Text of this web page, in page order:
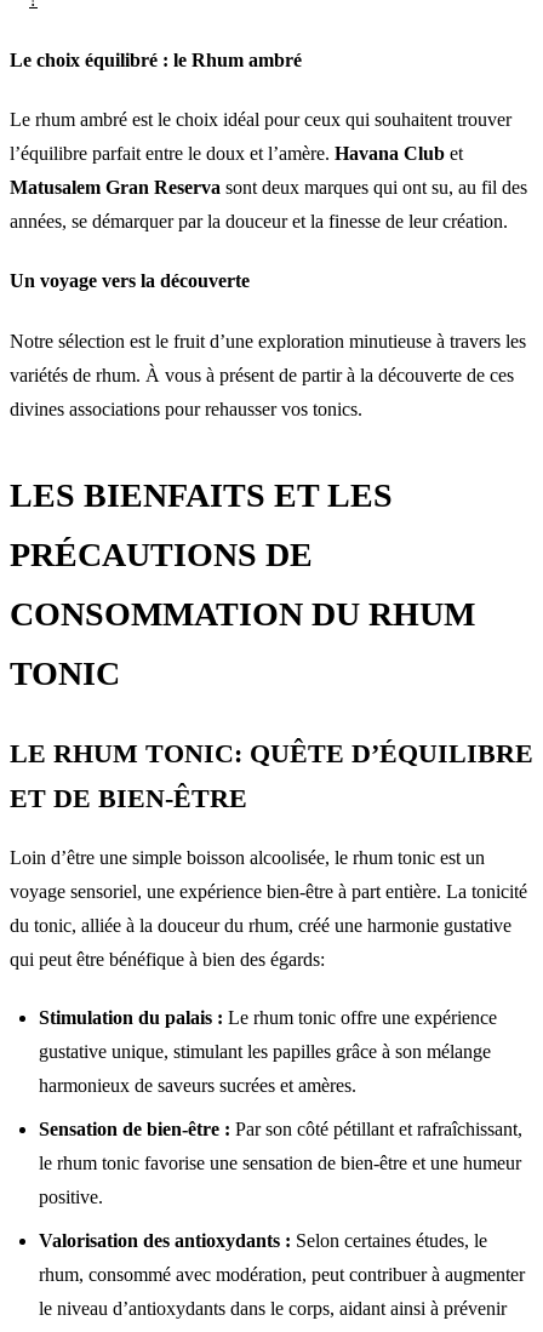
Le choix équilibré : le Rhum ambré
Le rhum ambré est le choix idéal pour ceux qui souhaitent trouver
l’équilibre parfait entre le doux et l’amère. Havana Club et
Matusalem Gran Reserva sont deux marques qui ont su, au fil des
années, se démarquer par la douceur et la finesse de leur création.
Un voyage vers la découverte
Notre sélection est le fruit d’une exploration minutieuse à travers les
variétés de rhum. À vous à présent de partir à la découverte de ces
divines associations pour rehausser vos tonics.
LES BIENFAITS ET LES
PRÉCAUTIONS DE
CONSOMMATION DU RHUM
TONIC
LE RHUM TONIC: QUÊTE D’ÉQUILIBRE
ET DE BIEN-ÊTRE
Loin d’être une simple boisson alcoolisée, le rhum tonic est un
voyage sensoriel, une expérience bien-être à part entière. La tonicité
du tonic, alliée à la douceur du rhum, créé une harmonie gustative
qui peut être bénéfique à bien des égards:
Stimulation du palais : Le rhum tonic offre une expérience
gustative unique, stimulant les papilles grâce à son mélange
harmonieux de saveurs sucrées et amères.
Sensation de bien-être : Par son côté pétillant et rafraîchissant,
le rhum tonic favorise une sensation de bien-être et une humeur
positive.
Valorisation des antioxydants : Selon certaines études, le
rhum, consommé avec modération, peut contribuer à augmenter
le niveau d’antioxydants dans le corps, aidant ainsi à prévenir